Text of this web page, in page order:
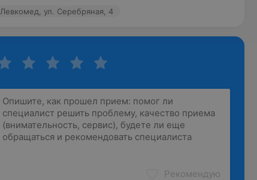
Левкомед, ул. Серебряная, 4
Рекомендую